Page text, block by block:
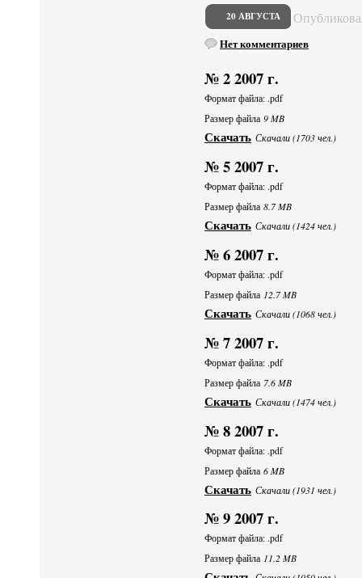
20 АВГУСТА
Нет комментариев
№ 2 2007 г.
Формат файла: .pdf
Размер файла9 MB
Скачать Скачали (1703 чел.)
№ 5 2007 г.
Формат файла: .pdf
Размер файла8.7 MB
Скачать Скачали (1424 чел.)
№ 6 2007 г.
Формат файла: .pdf
Размер файла 12.7 MB
Скачать Скачали (1068 чел.)
№ 7 2007 г.
Формат файла: .pdf
Размер файла 7.6 MB
Скачать Скачали (1474 чел.)
№ 8 2007 г.
Формат файла: .pdf
Размер файла6 MB
Скачать Скачали (1931 чел.)
№ 9 2007 г.
Формат файла: .pdf
Размер файла 11.2 MB